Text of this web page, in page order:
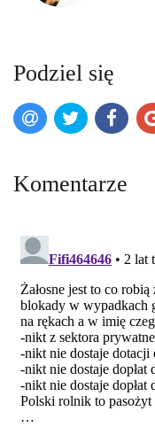
Podziel się
Komentarze